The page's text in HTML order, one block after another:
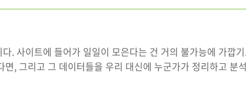
. 사이트에 들어가 일일이 모은다는 건 거의 불가능에 가깝
, 그리고 그 데이터들을 우리 대신에 누군가가 정리하고 분